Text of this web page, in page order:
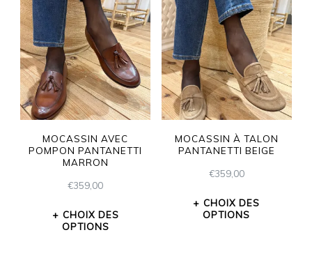
MOCASSIN AVEC
POMPON PANTANETTI
MARRON
€359,00
CHOIX DES
OPTIONS
MOCASSIN À TALON
PANTANETTI BEIGE
€359,00
CHOIX DES
OPTIONS